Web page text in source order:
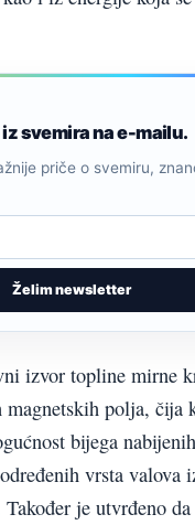
svemira na e-mailu.
Želim newsletter
priče o svemiru,
izvor topline mirne
magnetskih polja, čija
bijega
vrsta valova
je utvrđeno da